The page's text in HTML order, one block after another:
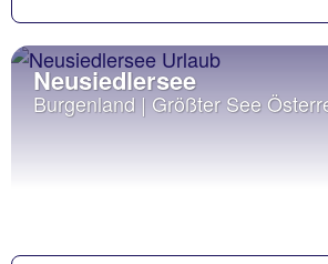
Neusiedlersee
Burgenland | Größter See